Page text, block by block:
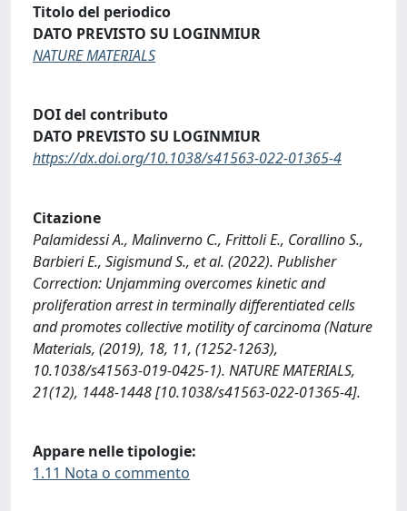
Titolo del periodico
DATO PREVISTO SU LOGINMIUR
NATURE MATERIALS
DOI del contributo
DATO PREVISTO SU LOGINMIUR
https://dx.doi.org/10.1038/s41563-022-01365-4
Citazione
Palamidessi A., Malinverno C., Frittoli E., Corallino S.,
Barbieri E., Sigismund S., et al. (2022). Publisher
Correction: Unjamming overcomes kinetic and
proliferation arrest in terminally differentiated cells
and promotes collective motility of carcinoma (Nature
Materials, (2019), 18, 11, (1252-1263),
10.1038/s41563-019-0425-1). NATURE MATERIALS,
21(12), 1448-1448 [10.1038/s41563-022-01365-4].
Appare nelle tipologie:
1.11 Nota o commento